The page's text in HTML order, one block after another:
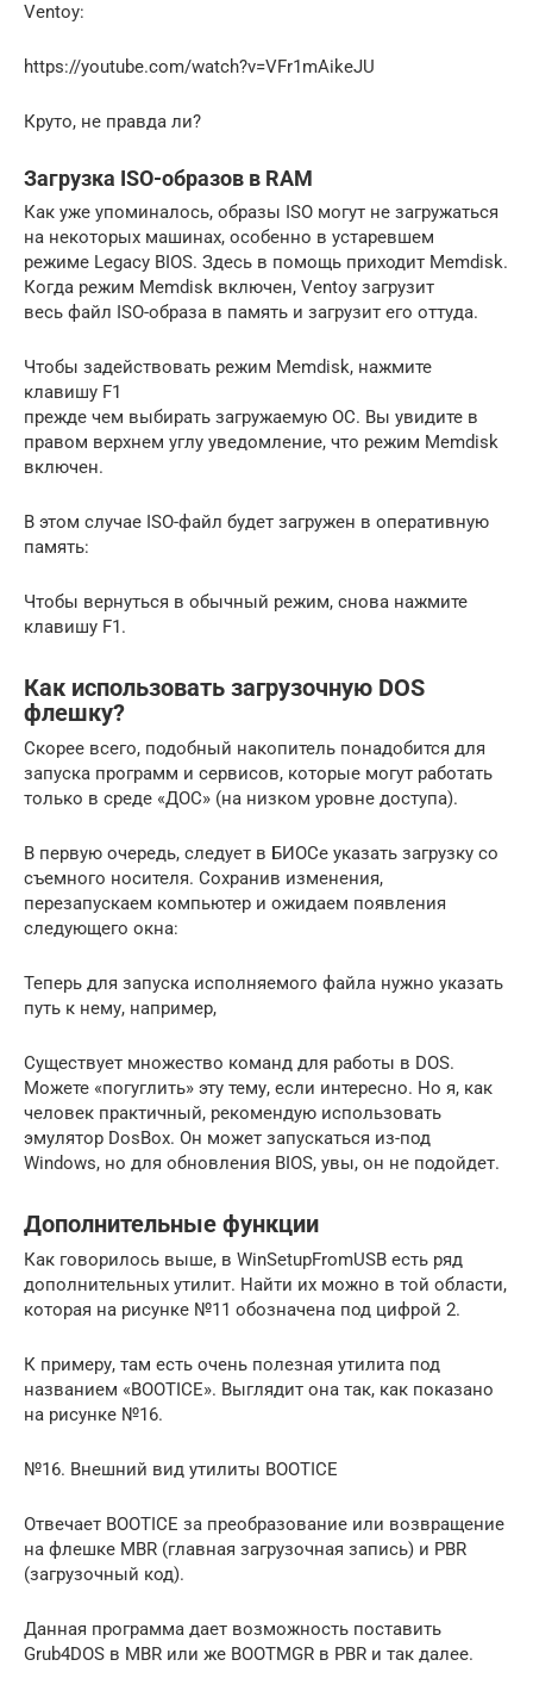
Ventoy:
https://youtube.com/watch?v=VFr1mAikeJU
Круто, не правда ли?
Загрузка ISO-образов в RAM
Как уже упоминалось, образы ISO могут не загружаться
на некоторых машинах, особенно в устаревшем
режиме Legacy BIOS. Здесь в помощь приходит Memdisk.
Когда режим Memdisk включен, Ventoy загрузит
весь файл ISO-образа в память и загрузит его оттуда.
Чтобы задействовать режим Memdisk, нажмите
клавишу F1
прежде чем выбирать загружаемую ОС. Вы увидите в
правом верхнем углу уведомление, что режим Memdisk
включен.
В этом случае ISO-файл будет загружен в оперативную
память:
Чтобы вернуться в обычный режим, снова нажмите
клавишу F1.
Как использовать загрузочную DOS
флешку?
Скорее всего, подобный накопитель понадобится для
запуска программ и сервисов, которые могут работать
только в среде «ДОС» (на низком уровне доступа).
В первую очередь, следует в БИОСе указать загрузку со
съемного носителя. Сохранив изменения,
перезапускаем компьютер и ожидаем появления
следующего окна:
Теперь для запуска исполняемого файла нужно указать
путь к нему, например,
Существует множество команд для работы в DOS.
Можете «погуглить» эту тему, если интересно. Но я, как
человек практичный, рекомендую использовать
эмулятор DosBox. Он может запускаться из-под
Windows, но для обновления BIOS, увы, он не подойдет.
Дополнительные функции
Как говорилось выше, в WinSetupFromUSB есть ряд
дополнительных утилит. Найти их можно в той области,
которая на рисунке №11 обозначена под цифрой 2.
К примеру, там есть очень полезная утилита под
названием «BOOTICE». Выглядит она так, как показано
на рисунке №16.
№16. Внешний вид утилиты BOOTICE
Отвечает BOOTICE за преобразование или возвращение
на флешке MBR (главная загрузочная запись) и PBR
(загрузочный код).
Данная программа дает возможность поставить
Grub4DOS в MBR или же BOOTMGR в PBR и так далее.